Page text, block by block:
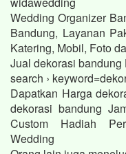
Wedding Organizer
Bandung, Layanan
Katering, Mobil, Foto
Jual dekorasi bandung
search ›
Dapatkan Harga
dekorasi bandung
Custom Hadiah
Wedding